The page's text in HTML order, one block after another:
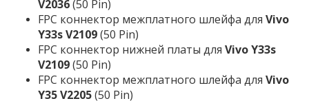
V2036(50 Pin)
FPC коннектор межплатного шлейфа для Vivo
Y33s V2109(50 Pin)
FPC коннектор нижней платы для Vivo Y33s
V2109(50 Pin)
FPC коннектор межплатного шлейфа для Vivo
Y35 V2205(50 Pin)